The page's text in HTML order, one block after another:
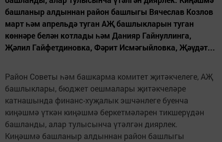
башланыр алдыннан район башлыгы Вячеслав Козлов
март һәм апрельдә туган АҖ башлыкларын туган
көннәре белән котлады һәм Данияр Гайнуллинга,
Җәлил Гайфетдиновка, Фәрит Исмәгыйловка, Җәүдәт...
Район Советы һәм башкарма комитет җитәкчелеге, АҖ
башлыклары, бюджет оешмалары җитәкчеләре
катнашында финанс-хуҗалык эшчәнлеге буенча
киңәшмә үткән киңәшмә беркетмәләрен тикшерүдән
башланды, алар тулысынча үтәлгән диярлек.
Киңәшмә башланыр алдыннан район башлыгы